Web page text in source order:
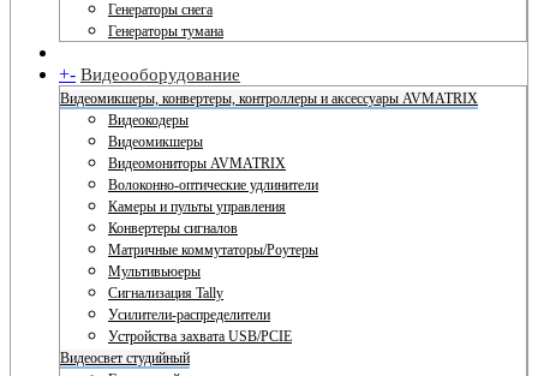
Генераторы снега
Генераторы тумана
+- Видеооборудование
Видеомикшеры, конвертеры, контроллеры и аксессуары AVMATRIX
Видеокодеры
Видеомикшеры
Видеомониторы AVMATRIX
Волоконно-оптические удлинители
Камеры и пульты управления
Конвертеры сигналов
Матричные коммутаторы/Роутеры
Мультивьюеры
Сигнализация Tally
Усилители-распределители
Устройства захвата USB/PCIE
Видеосвет студийный